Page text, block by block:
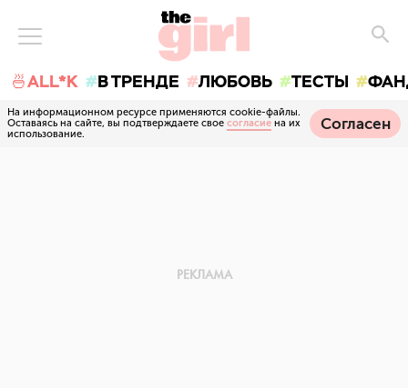
🍜ALL*K В ТРЕНДЕ ЛЮБОВЬ ТЕСТЫ
На информационном ресурсе применяются cookie-файлы.
Оставаясь на сайте, вы подтверждаете свое согласие на их
использование.
Согласен